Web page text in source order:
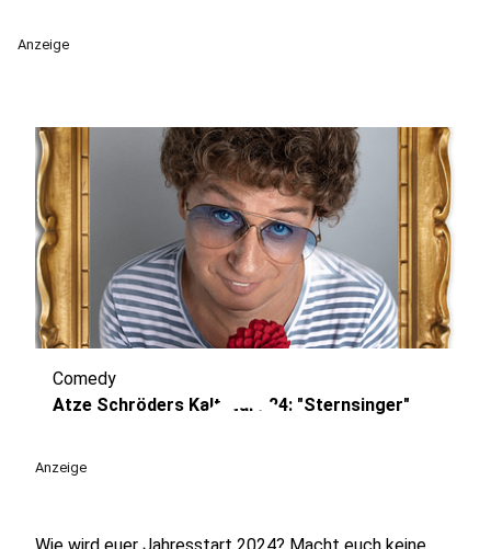
Anzeige
play_circle
Comedy
Atze Schröders Kaltstart 24: "Sternsinger"
Anzeige
Wie wird euer Jahresstart 2024? Macht euch keine